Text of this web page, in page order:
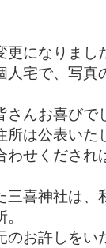
更になりまし
宅で、写真
さんお喜びで
所は公表いた
せくだされ
喜神社は、
お許しをい